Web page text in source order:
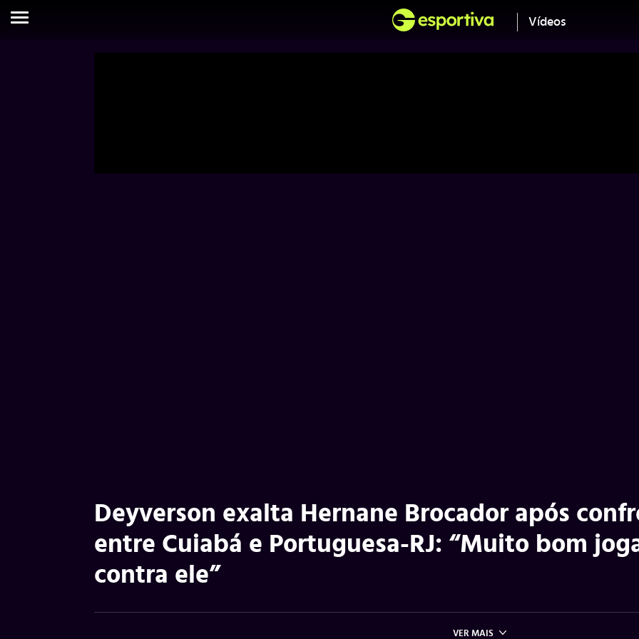
Vídeos
Deyverson exalta Hernane Brocador após
entre Cuiabá e Portuguesa-RJ: “Muito bom
contra ele”
VER MAIS